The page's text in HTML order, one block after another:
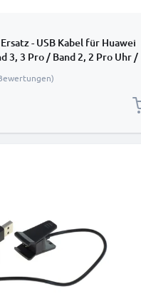
- USB Kabel für Huawei
3, 3 Pro / Band 2, 2 Pro Uhr /
- 1A PVC Datenkabel